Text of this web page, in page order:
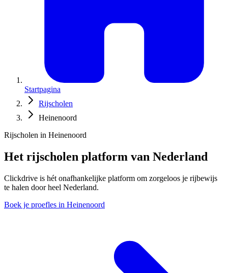
Startpagina
Rijscholen
Heinenoord
Rijscholen in Heinenoord
Het rijscholen platform van Nederland
Clickdrive is hét onafhankelijke platform om zorgeloos je rijbewijs
te halen door heel Nederland.
Boek je proefles in Heinenoord